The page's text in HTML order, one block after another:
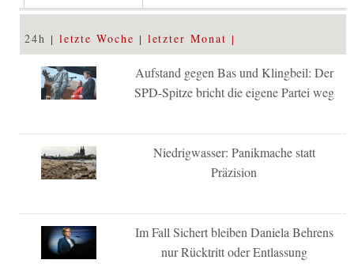
24h letzte Woche letzter Monat
Aufstand gegen Bas und Klingbeil: Der
SPD-Spitze bricht die eigene Partei weg
Niedrigwasser: Panikmache statt
Präzision
Im Fall Sichert bleiben Daniela Behrens
nur Rücktritt oder Entlassung